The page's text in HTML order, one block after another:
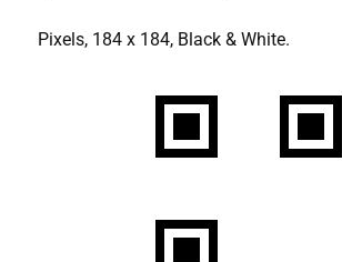
Pixels, 184 x 184, Black & White.